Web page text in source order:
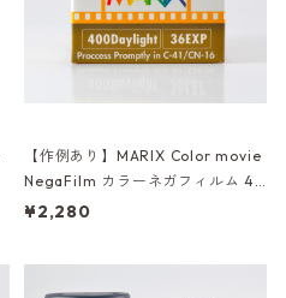
【作例あり】MARIX Color movie
NegaFilm カラーネガフィルム 40
0D 36枚撮り (M021)
¥2,280